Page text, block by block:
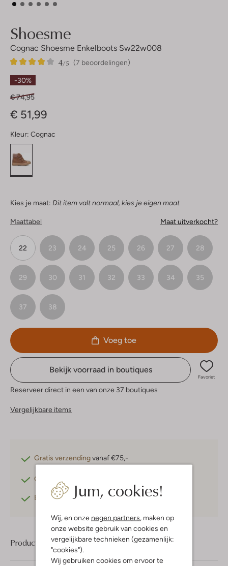
Jum, cookies!
Wij, en onze negen partners, maken op
onze website gebruik van cookies en
vergelijkbare technieken (gezamenlijk:
"cookies").
Wij gebruiken cookies om ervoor te
Shoesme
Cognac Shoesme Enkelboots Sw22w008
(7 beoordelingen)
4/5
7
4
Sterren
-30%
€ 74,95
€ 51,99
Kleur: Cognac
Kies je maat: Dit item valt normaal, kies je eigen maat
Maattabel Maat uitverkocht?
22 23 24 25 26 27 28
29 30 31 32 33 34 35
37 38
Voeg toe
Bekijk voorraad in boutiques
Favoriet
Reserveer direct in een van onze 37 boutiques
Vergelijkbare items
Gratis verzendingvanaf €75,-
Gratis retourneren
Betaal achterafmet Klarna
Product informatie